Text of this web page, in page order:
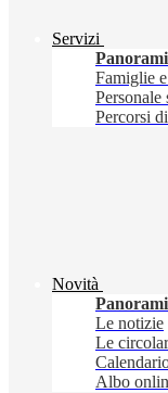
Servizi
Famiglie
Personale
Percorsi
Novità
Le notizie
Le
Albo